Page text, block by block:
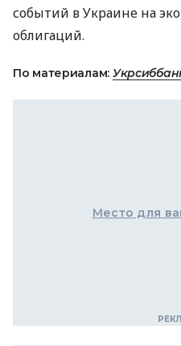
событий в Украине на
облигаций.
По материалам:
Место для